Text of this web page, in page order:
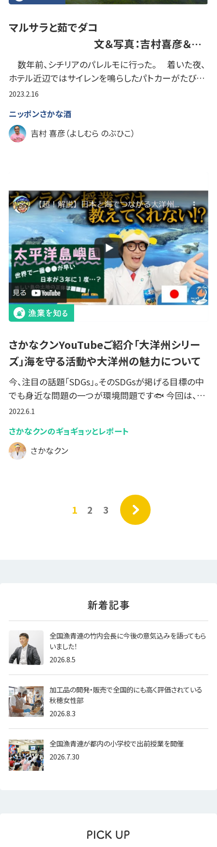
マルサラと茹でダコ
文＆写真：吉村喜彦＆…
数年前、シチリアのパレルモに行った。 着いた夜、
ホテル近辺ではサイレンを鳴らしたパトカーがたび…
2023.2.16
ニッポンさかな酒
吉村 喜彦（よしむら のぶひこ）
さかなクンYouTubeご紹介「大洋州シリー
ズ」海を守る活動や大洋州の魅力について
今、注目の話題「SDGs」。そのSDGsが掲げる目標の中
でも身近な問題の一つが環境問題です🐟 今回は、…
2022.6.1
さかなクンのギョギョッとレポート
さかなクン
1 2 3 »
全国漁青連の竹内会長に今後の意気込みを語ってもら
いました！
2026.8.5
加工品の開発・販売で全国的にも高く評価されている
秋穂女性部
2026.8.3
全国漁青連が都内の小学校で出前授業を開催
2026.7.30